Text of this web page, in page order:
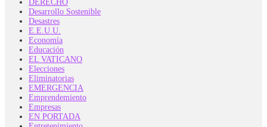
DERECHO
Desarrollo Sostenible
Desastres
E.E.U.U.
Economía
Educación
EL VATICANO
Elecciones
Eliminatorias
EMERGENCIA
Emprendemiento
Empresas
EN PORTADA